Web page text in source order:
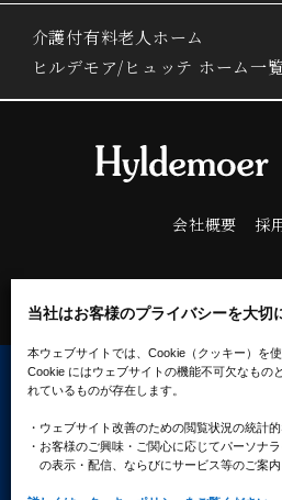
当社はお客様のプライバシーを大切
本ウェブサイトでは、Cookie（クッキー）を使
Cookie にはウェブサイトの機能不可欠なもの
れているものが存在します。
・ウェブサイト改善のための閲覧状況の統計
・お客様のご興味・ご関心に応じてパーソナ
の表示・配信、ならびにサービス等のご案内
介護付有料老人ホーム
ヒルデモア/ヒュッテ ホーム一覧
会社概要 採
プライバシーポリシー
ソーシ
クッキーポ